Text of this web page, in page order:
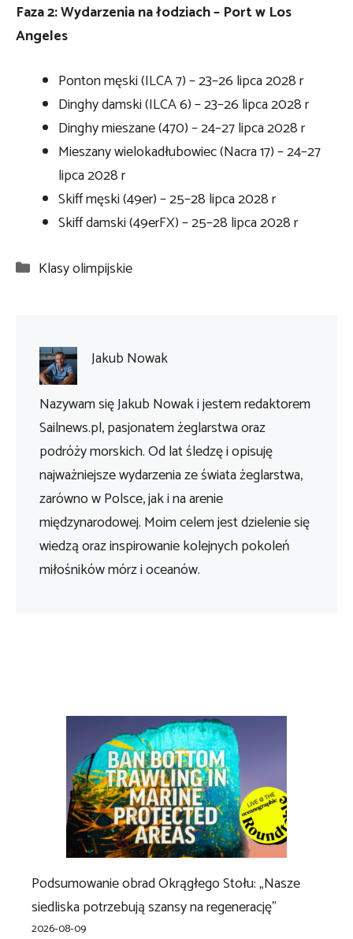
Faza 2: Wydarzenia na łodziach – Port w Los
Angeles
Ponton męski (ILCA 7) – 23–26 lipca 2028 r
Dinghy damski (ILCA 6) – 23–26 lipca 2028 r
Dinghy mieszane (470) – 24–27 lipca 2028 r
Mieszany wielokadłubowiec (Nacra 17) – 24–27
lipca 2028 r
Skiff męski (49er) – 25–28 lipca 2028 r
Skiff damski (49erFX) – 25–28 lipca 2028 r
Kategorie
Klasy olimpijskie
Jakub Nowak
Nazywam się Jakub Nowak i jestem redaktorem
Sailnews.pl, pasjonatem żeglarstwa oraz
podróży morskich. Od lat śledzę i opisuję
najważniejsze wydarzenia ze świata żeglarstwa,
zarówno w Polsce, jak i na arenie
międzynarodowej. Moim celem jest dzielenie się
wiedzą oraz inspirowanie kolejnych pokoleń
miłośników mórz i oceanów.
Podsumowanie obrad Okrągłego Stołu: „Nasze
siedliska potrzebują szansy na regenerację”
2026-08-09